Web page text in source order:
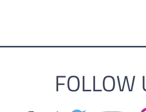
FOLLOW